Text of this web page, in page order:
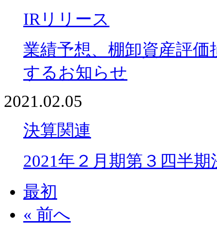
IRリリース
業績予想、棚卸資産評
するお知らせ
2021.02.05
決算関連
2021年２月期第３四半
最初
« 前へ